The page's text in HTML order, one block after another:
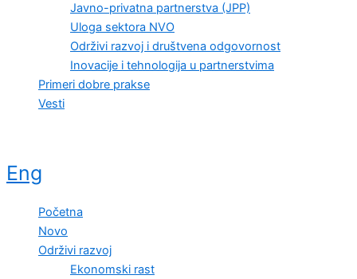
Javno-privatna partnerstva (JPP)
Uloga sektora NVO
Održivi razvoj i društvena odgovornost
Inovacije i tehnologija u partnerstvima
Primeri dobre prakse
Vesti
Eng
Početna
Novo
Održivi razvoj
Ekonomski rast